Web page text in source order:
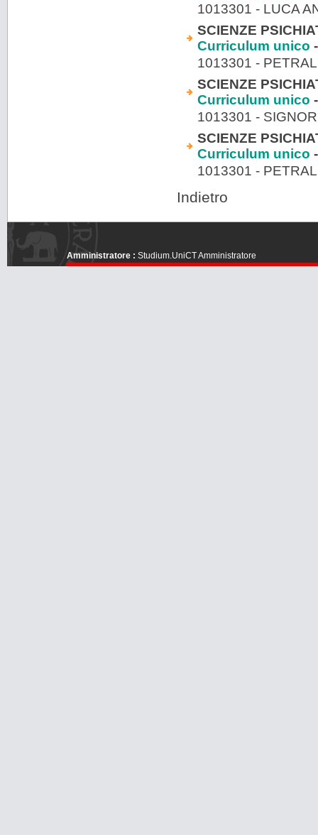
1013301 - LUCA
SCIENZE
Curriculum unico
1013301 -
SCIENZE
Curriculum unico
1013301 -
SCIENZE
Curriculum unico
1013301 -
Indietro
Amministratore : Studium.UniCT Amministratore